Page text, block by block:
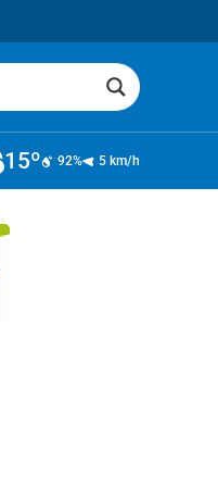
15º 92% 5 km/h